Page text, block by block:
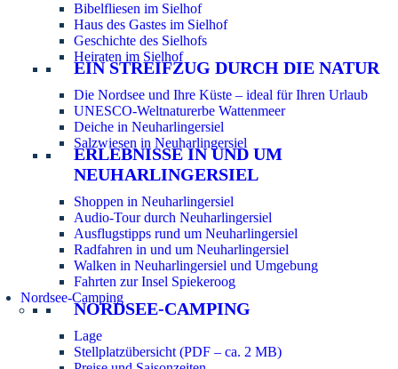
Bibelfliesen im Sielhof
Haus des Gastes im Sielhof
Geschichte des Sielhofs
Heiraten im Sielhof
EIN STREIFZUG DURCH DIE NATUR
Die Nordsee und Ihre Küste – ideal für Ihren Urlaub
UNESCO-Weltnaturerbe Wattenmeer
Deiche in Neuharlingersiel
Salzwiesen in Neuharlingersiel
ERLEBNISSE IN UND UM
NEUHARLINGERSIEL
Shoppen in Neuharlingersiel
Audio-Tour durch Neuharlingersiel
Ausflugstipps rund um Neuharlingersiel
Radfahren in und um Neuharlingersiel
Walken in Neuharlingersiel und Umgebung
Fahrten zur Insel Spiekeroog
Nordsee-Camping
NORDSEE-CAMPING
Lage
Stellplatzübersicht (PDF – ca. 2 MB)